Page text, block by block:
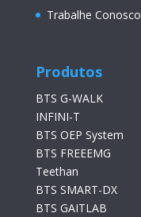
Trabalhe Conosco
Produtos
BTS G-WALK
INFINI-T
BTS OEP System
BTS FREEEMG
Teethan
BTS SMART-DX
BTS GAITLAB